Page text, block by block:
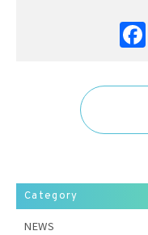
Category
NEWS